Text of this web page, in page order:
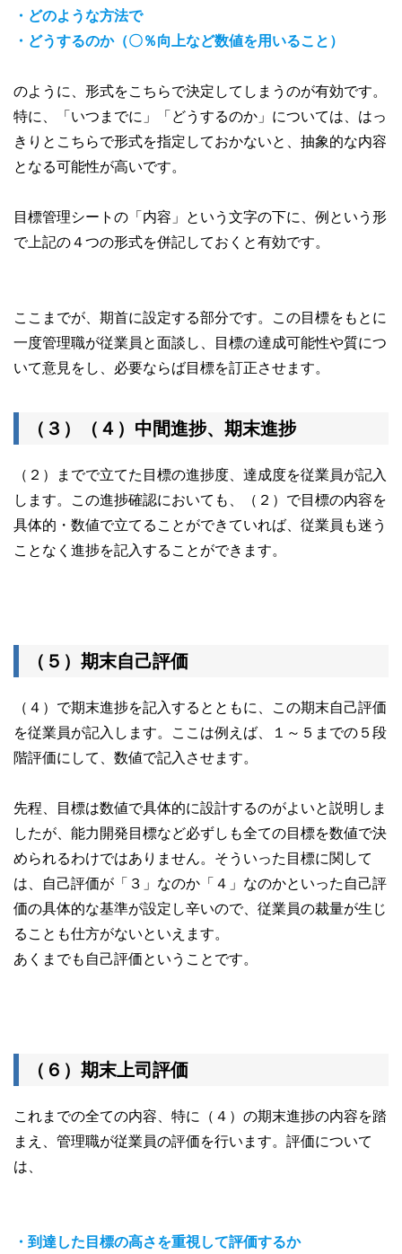
・どのような方法で
・どうするのか（〇％向上など数値を用いること）
のように、形式をこちらで決定してしまうのが有効です。
特に、「いつまでに」「どうするのか」については、はっ
きりとこちらで形式を指定しておかないと、抽象的な内容
となる可能性が高いです。
目標管理シートの「内容」という文字の下に、例という形
で上記の４つの形式を併記しておくと有効です。
ここまでが、期首に設定する部分です。この目標をもとに
一度管理職が従業員と面談し、目標の達成可能性や質につ
いて意見をし、必要ならば目標を訂正させます。
（３）（４）中間進捗、期末進捗
（２）までで立てた目標の進捗度、達成度を従業員が記入
します。この進捗確認においても、（２）で目標の内容を
具体的・数値で立てることができていれば、従業員も迷う
ことなく進捗を記入することができます。
（５）期末自己評価
（４）で期末進捗を記入するとともに、この期末自己評価
を従業員が記入します。ここは例えば、１～５までの５段
階評価にして、数値で記入させます。
先程、目標は数値で具体的に設計するのがよいと説明しま
したが、能力開発目標など必ずしも全ての目標を数値で決
められるわけではありません。そういった目標に関して
は、自己評価が「３」なのか「４」なのかといった自己評
価の具体的な基準が設定し辛いので、従業員の裁量が生じ
ることも仕方がないといえます。
あくまでも自己評価ということです。
（６）期末上司評価
これまでの全ての内容、特に（４）の期末進捗の内容を踏
まえ、管理職が従業員の評価を行います。評価について
は、
・到達した目標の高さを重視して評価するか